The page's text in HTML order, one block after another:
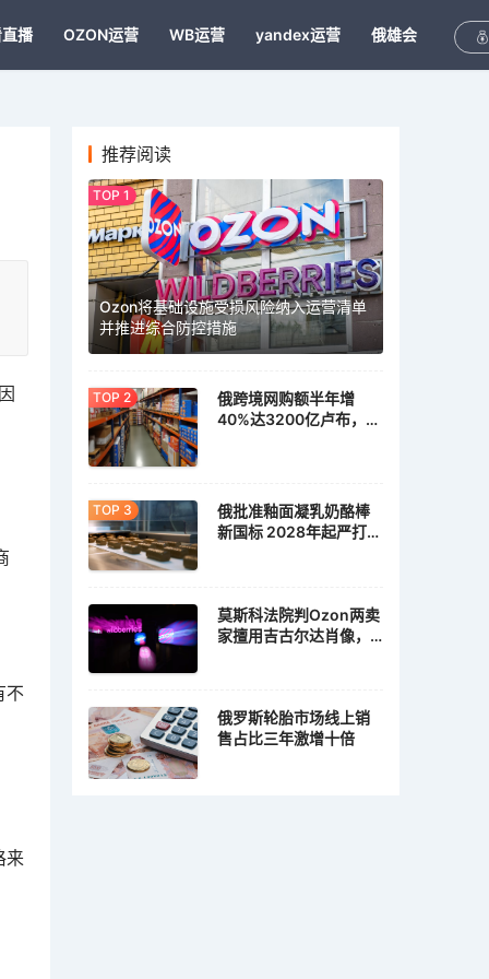
播 OZON运营 WB运营 yandex运营 俄雄会
不
来
推荐阅读
Ozon将基础设施受损风险纳入运营清单
并推进综合防控措施
俄跨境网购额半年增
40%达3200亿卢布，家
俄批准釉面凝乳奶酪棒
新国标 2028年起严打植
莫斯科法院判Ozon两卖
家擅用吉古尔达肖像，
俄罗斯轮胎市场线上销
售占比三年激增十倍